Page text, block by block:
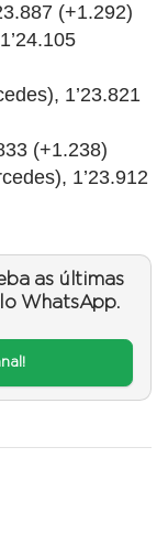
(+1.292)
1’23.821
(+1.238)
1’23.912
as últimas
WhatsApp.